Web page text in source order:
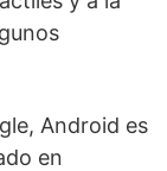
Android es
en